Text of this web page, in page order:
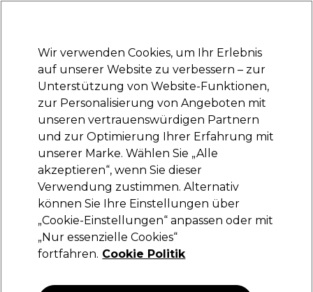
Anmelden
Marken Deals Haare Elektrogeräte Saloneinrichtung
Lieferung und Lieferzeiten
– mehr erfahren
Goddess Maintenance Company
Goddess Maintenance Company Biotech
Blowout™ Leave-in Repair-Haarmaske 50ml
40,00 €
Wir verwenden Cookies, um Ihr Erlebnis
auf unserer Website zu verbessern – zur
Unterstützung von Website-Funktionen,
zur Personalisierung von Angeboten mit
unseren vertrauenswürdigen Partnern
und zur Optimierung Ihrer Erfahrung mit
unserer Marke. Wählen Sie „Alle
akzeptieren“, wenn Sie dieser
Verwendung zustimmen. Alternativ
können Sie Ihre Einstellungen über
„Cookie-Einstellungen“ anpassen oder mit
„Nur essenzielle Cookies“
fortfahren. Cookie Politik